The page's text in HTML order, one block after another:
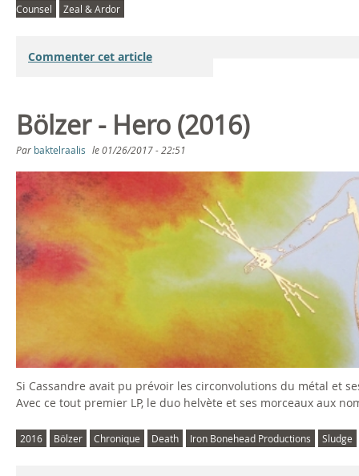
Counsel
Zeal & Ardor
Commenter cet article
Bölzer - Hero (2016)
Par baktelraalis le01/26/2017 - 22:51
Si Cassandre avait pu prévoir les circonvolutions du métal et
Avec ce tout premier LP, le duo helvète et ses morceaux aux
2016 Bölzer Chronique Death Iron Bonehead Productions Sludge